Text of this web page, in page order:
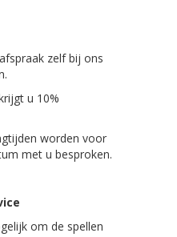
zelf bij ons
u 10%
worden voor
met u besproken.
om de spellen